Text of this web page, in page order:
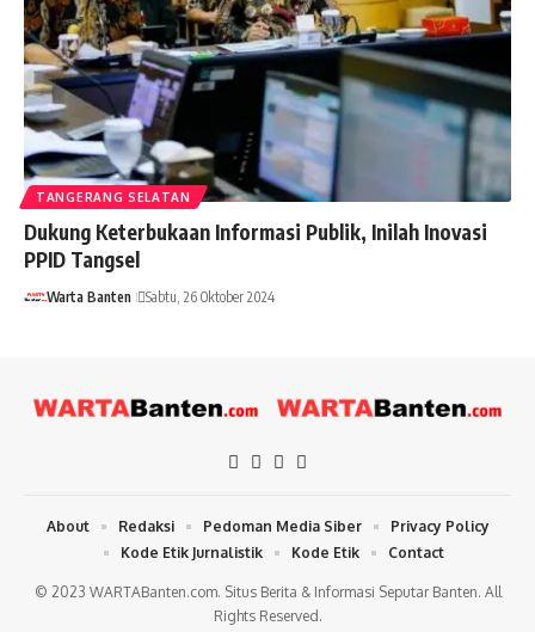
TANGERANG SELATAN
Dukung Keterbukaan Informasi Publik, Inilah Inovasi
PPID Tangsel
Warta Banten Sabtu, 26 Oktober 2024
© 2023 WARTABanten.com. Situs Berita & Informasi Seputar Banten. All
Rights Reserved.
About Redaksi Pedoman Media Siber
Privacy Policy
Kode Etik Jurnalistik
Kode Etik Contact